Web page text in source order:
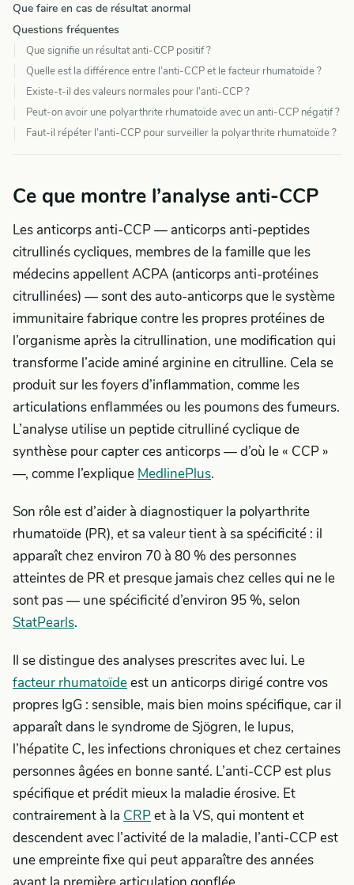
Que faire en cas de résultat anormal
Questions fréquentes
Que signifie un résultat anti-CCP positif ?
Quelle est la différence entre l’anti-CCP et le facteur rhumatoïde ?
Existe-t-il des valeurs normales pour l’anti-CCP ?
Peut-on avoir une polyarthrite rhumatoïde avec un anti-CCP négatif ?
Faut-il répéter l’anti-CCP pour surveiller la polyarthrite rhumatoïde ?
Ce que montre l’analyse anti-CCP
Les anticorps anti-CCP — anticorps anti-peptides
citrullinés cycliques, membres de la famille que les
médecins appellent ACPA (anticorps anti-protéines
citrullinées) — sont des auto-anticorps que le système
immunitaire fabrique contre les propres protéines de
l’organisme après la citrullination, une modification qui
transforme l’acide aminé arginine en citrulline. Cela se
produit sur les foyers d’inflammation, comme les
articulations enflammées ou les poumons des fumeurs.
L’analyse utilise un peptide citrulliné cyclique de
synthèse pour capter ces anticorps — d’où le « CCP »
—, comme l’explique MedlinePlus.
Son rôle est d’aider à diagnostiquer la polyarthrite
rhumatoïde (PR), et sa valeur tient à sa spécificité : il
apparaît chez environ 70 à 80 % des personnes
atteintes de PR et presque jamais chez celles qui ne le
sont pas — une spécificité d’environ 95 %, selon
StatPearls.
Il se distingue des analyses prescrites avec lui. Le
facteur rhumatoïdeest un anticorps dirigé contre vos
propres IgG : sensible, mais bien moins spécifique, car il
apparaît dans le syndrome de Sjögren, le lupus,
l’hépatite C, les infections chroniques et chez certaines
personnes âgées en bonne santé. L’anti-CCP est plus
spécifique et prédit mieux la maladie érosive. Et
contrairement à la CRPet à la VS, qui montent et
descendent avec l’activité de la maladie, l’anti-CCP est
une empreinte fixe qui peut apparaître des années